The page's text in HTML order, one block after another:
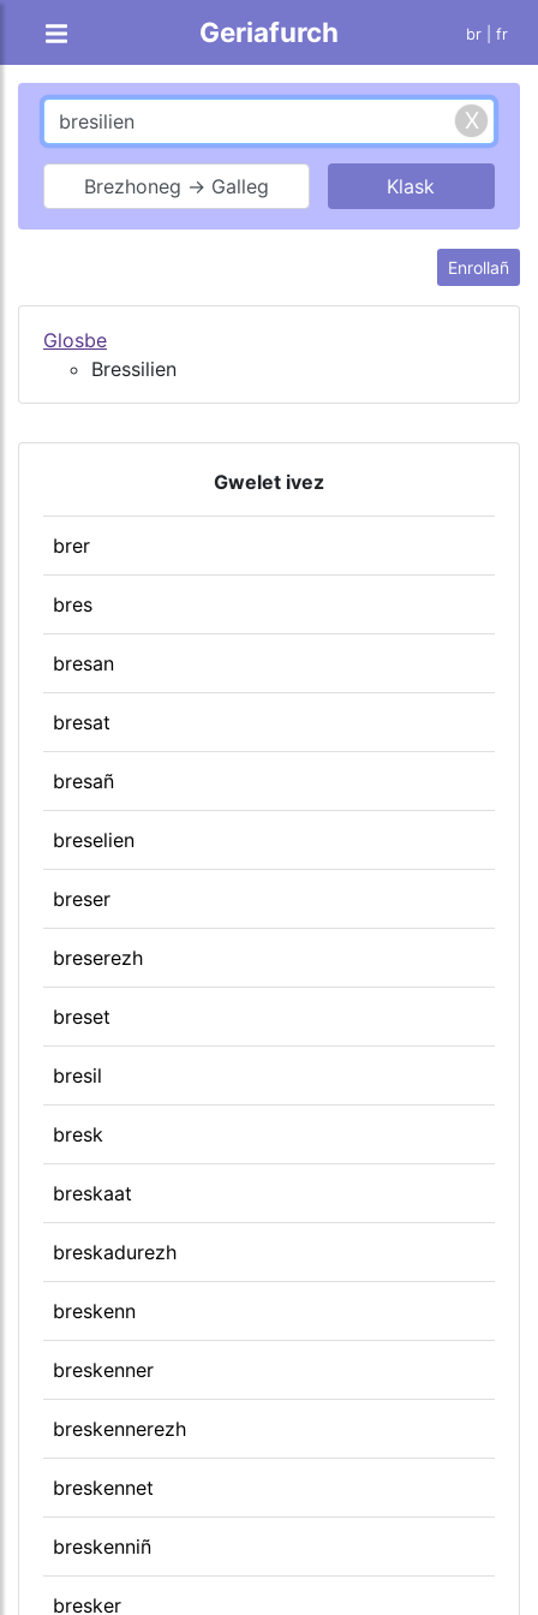
Geriafurch br | fr
Brezhoneg → Galleg
Enrollañ
Glosbe
Bressilien
Gwelet ivez
brer
bres
bresan
bresat
bresañ
breselien
breser
breserezh
breset
bresil
bresk
breskaat
breskadurezh
breskenn
breskenner
breskennerezh
breskennet
breskenniñ
bresker